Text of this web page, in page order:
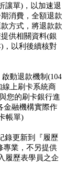
讓單)，以加速退
消費，全額退款
方式，將退款款
供相關資料(銀
，以利後續核對
動退款機制(104
線上刷卡系統商
您的刷卡銀行進
金融機構實際作
帳單)
錄更新到『履歷
專業，不另提供
履歷表學員之企